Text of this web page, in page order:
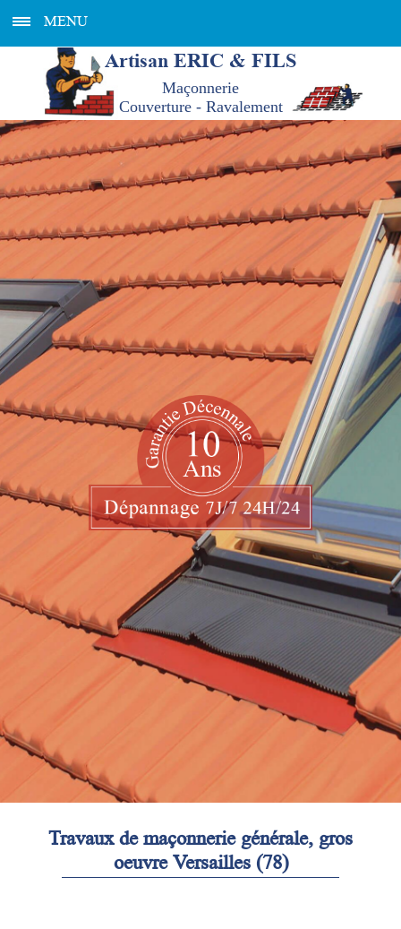
MENU
Artisan ERIC & FILS
Maçonnerie
Couverture - Ravalement
Travaux de maçonnerie générale, gros
oeuvre Versailles (78)